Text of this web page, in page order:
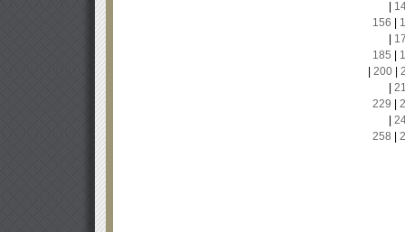
156
185
200|
229
258